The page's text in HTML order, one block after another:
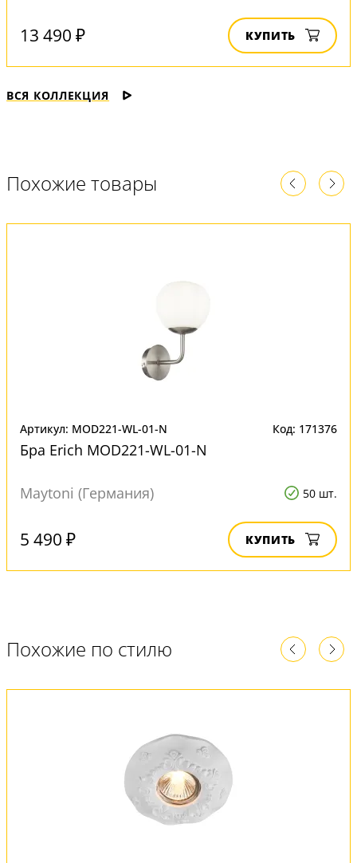
13 490 ₽ КУПИТЬ
ВСЯ КОЛЛЕКЦИЯ
Похожие товары
Артикул: MOD221-WL-01-N Код: 171376
Бра Erich MOD221-WL-01-N
Maytoni (Германия) 50 шт.
5 490 ₽ КУПИТЬ
Похожие по стилю